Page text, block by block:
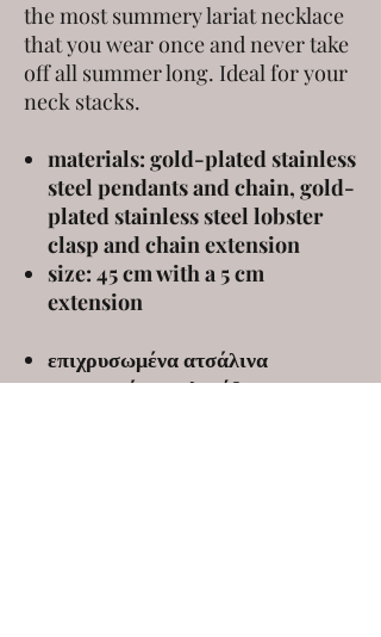
the most summery lariat necklace
that you wear once and never take
off all summer long. Ideal for your
neck stacks.
materials: gold-plated stainless
steel pendants and chain, gold-
plated stainless steel lobster
clasp and chain extension
size: 45 cm with a 5 cm
extension
επιχρυσωμένα ατσάλινα
κρεμαστά και αλυσίδα,